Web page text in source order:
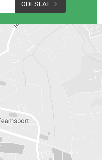
ODESLAT